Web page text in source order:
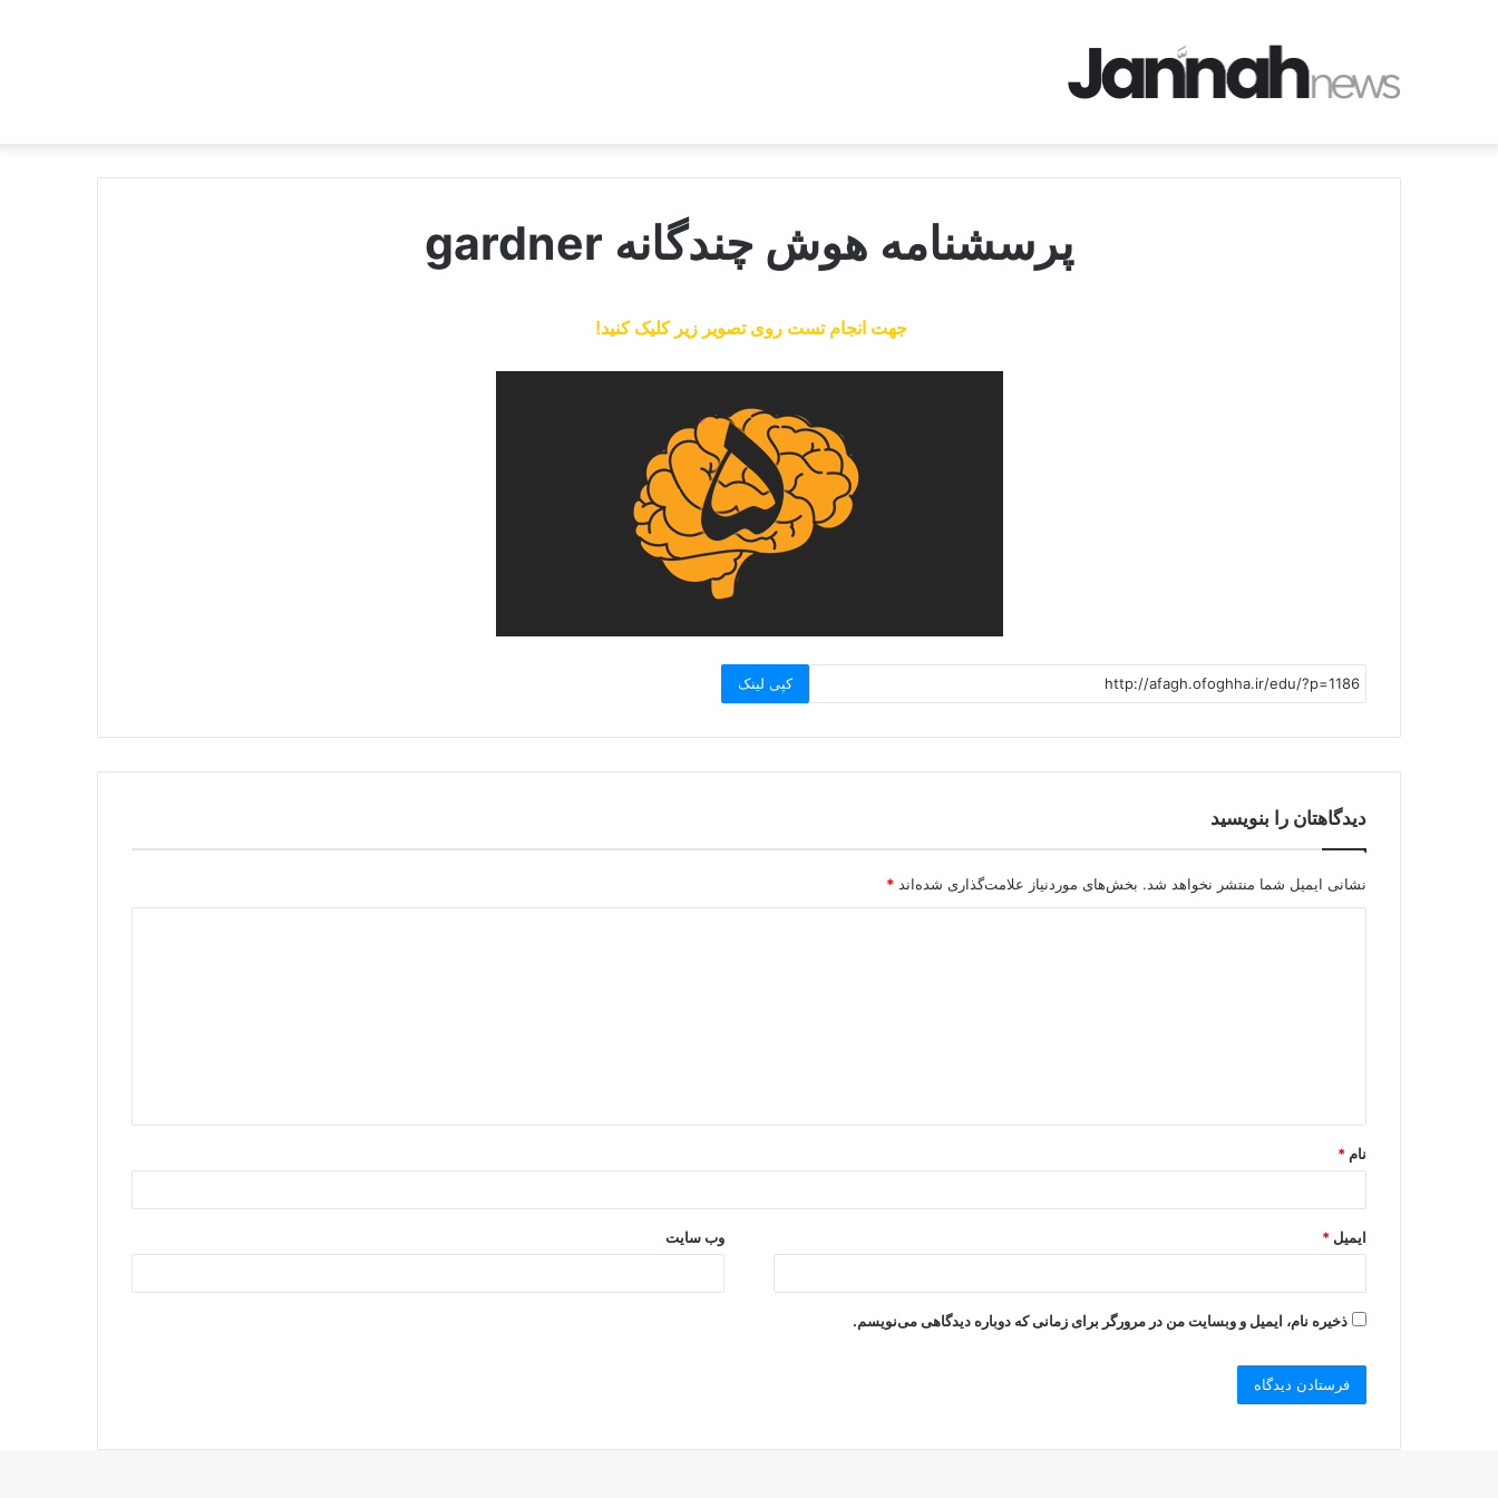
پرسشنامه هوش چندگانه gardner
جهت انجام تست روی تصویر زیر کلیک کنید!
کپی لینک
دیدگاهتان را بنویسید
نشانی ایمیل شما منتشر نخواهد شد. بخش‌های موردنیاز علامت‌گذاری شده‌اند *
*
نام *
ایمیل * وب‌ سایت
ذخیره نام، ایمیل و وبسایت من در مرورگر برای زمانی که دوباره دیدگاهی می‌نویسم.